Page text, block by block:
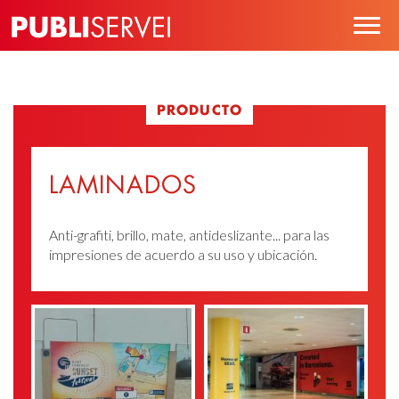
contenido
PRODUCTO
LAMINADOS
Anti-grafiti, brillo, mate, antideslizante... para las
impresiones de acuerdo a su uso y ubicación.